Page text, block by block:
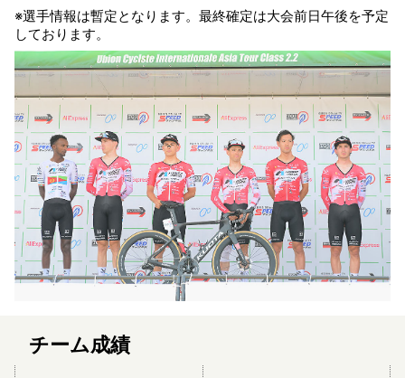
※選手情報は暫定となります。最終確定は大会前日午後を予定
しております。
チーム成績